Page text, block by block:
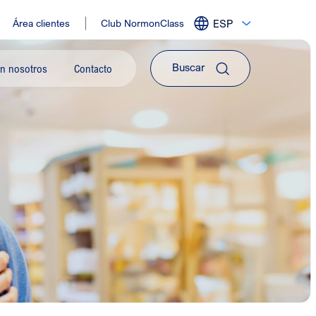
Área clientes Club NormonClass ESP
Expandir
menu
de
idiomas
nosotros Contacto